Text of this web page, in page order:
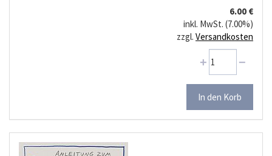
6.00 €
inkl. MwSt. (7.00%)
zzgl. Versandkosten